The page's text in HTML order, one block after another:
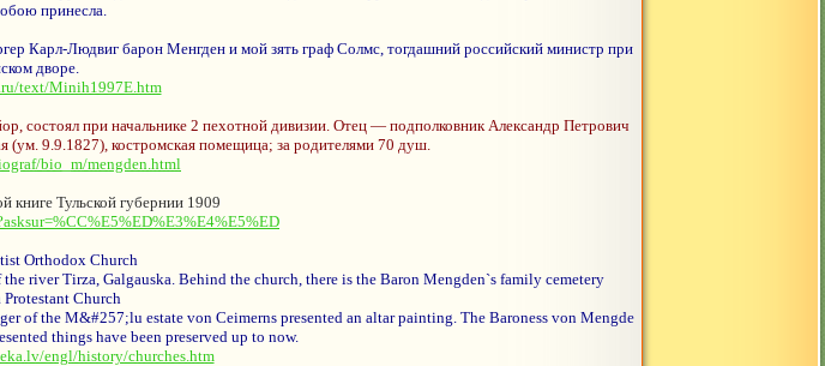
принесла.
Карл-Людвиг барон Менгден и мой зять граф Солмс, тогдашний российский министр при
дворе.
text/Minih1997E.htm
при начальнике 2 пехотной дивизии. Отец — подполковник Александр Петрович
9.9.1827), костромская помещица; за родителями 70 душ.
bio_m/mengden.html
книге Тульской губернии 1909
Orthodox Church
river Tirza, Galgauska. Behind the church, there is the Baron Mengden`s family cemetery
Church
of the M&#257;lu estate von Ceimerns presented an altar painting. The Baroness von Mengde
things have been preserved up to now.
engl/history/churches.htm